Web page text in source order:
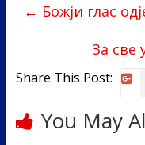
o
k
dI
n
← Божји глас
За све
Share This Post:
You May